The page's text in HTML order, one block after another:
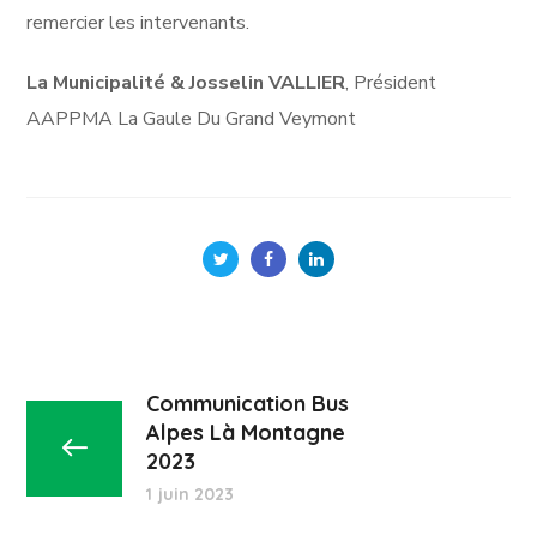
remercier les intervenants.
La Municipalité & Josselin VALLIER, Président
AAPPMA La Gaule Du Grand Veymont
Communication Bus
Alpes Là Montagne
2023
1 juin 2023